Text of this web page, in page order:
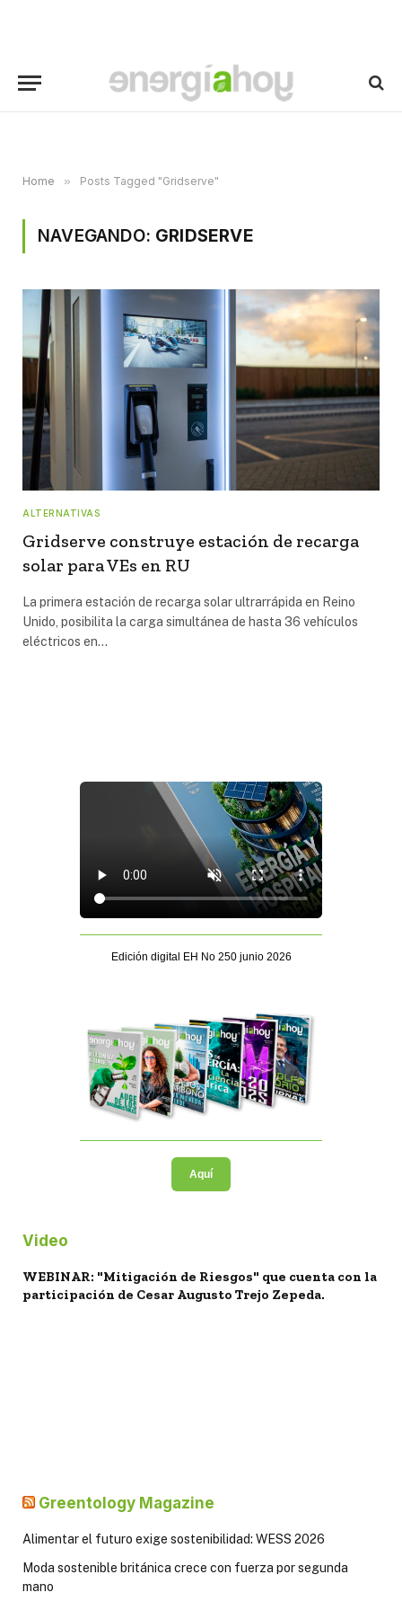
Home » Posts Tagged "Gridserve"
NAVEGANDO: GRIDSERVE
ALTERNATIVAS
Gridserve construye estación de recarga
solar para VEs en RU
La primera estación de recarga solar ultrarrápida en Reino
Unido, posibilita la carga simultánea de hasta 36 vehículos
eléctricos en…
Edición digital EH No 250 junio 2026
Aquí
Video
WEBINAR: "Mitigación de Riesgos" que cuenta con la
participación de Cesar Augusto Trejo Zepeda.
Greentology Magazine
Alimentar el futuro exige sostenibilidad: WESS 2026
Moda sostenible británica crece con fuerza por segunda
mano